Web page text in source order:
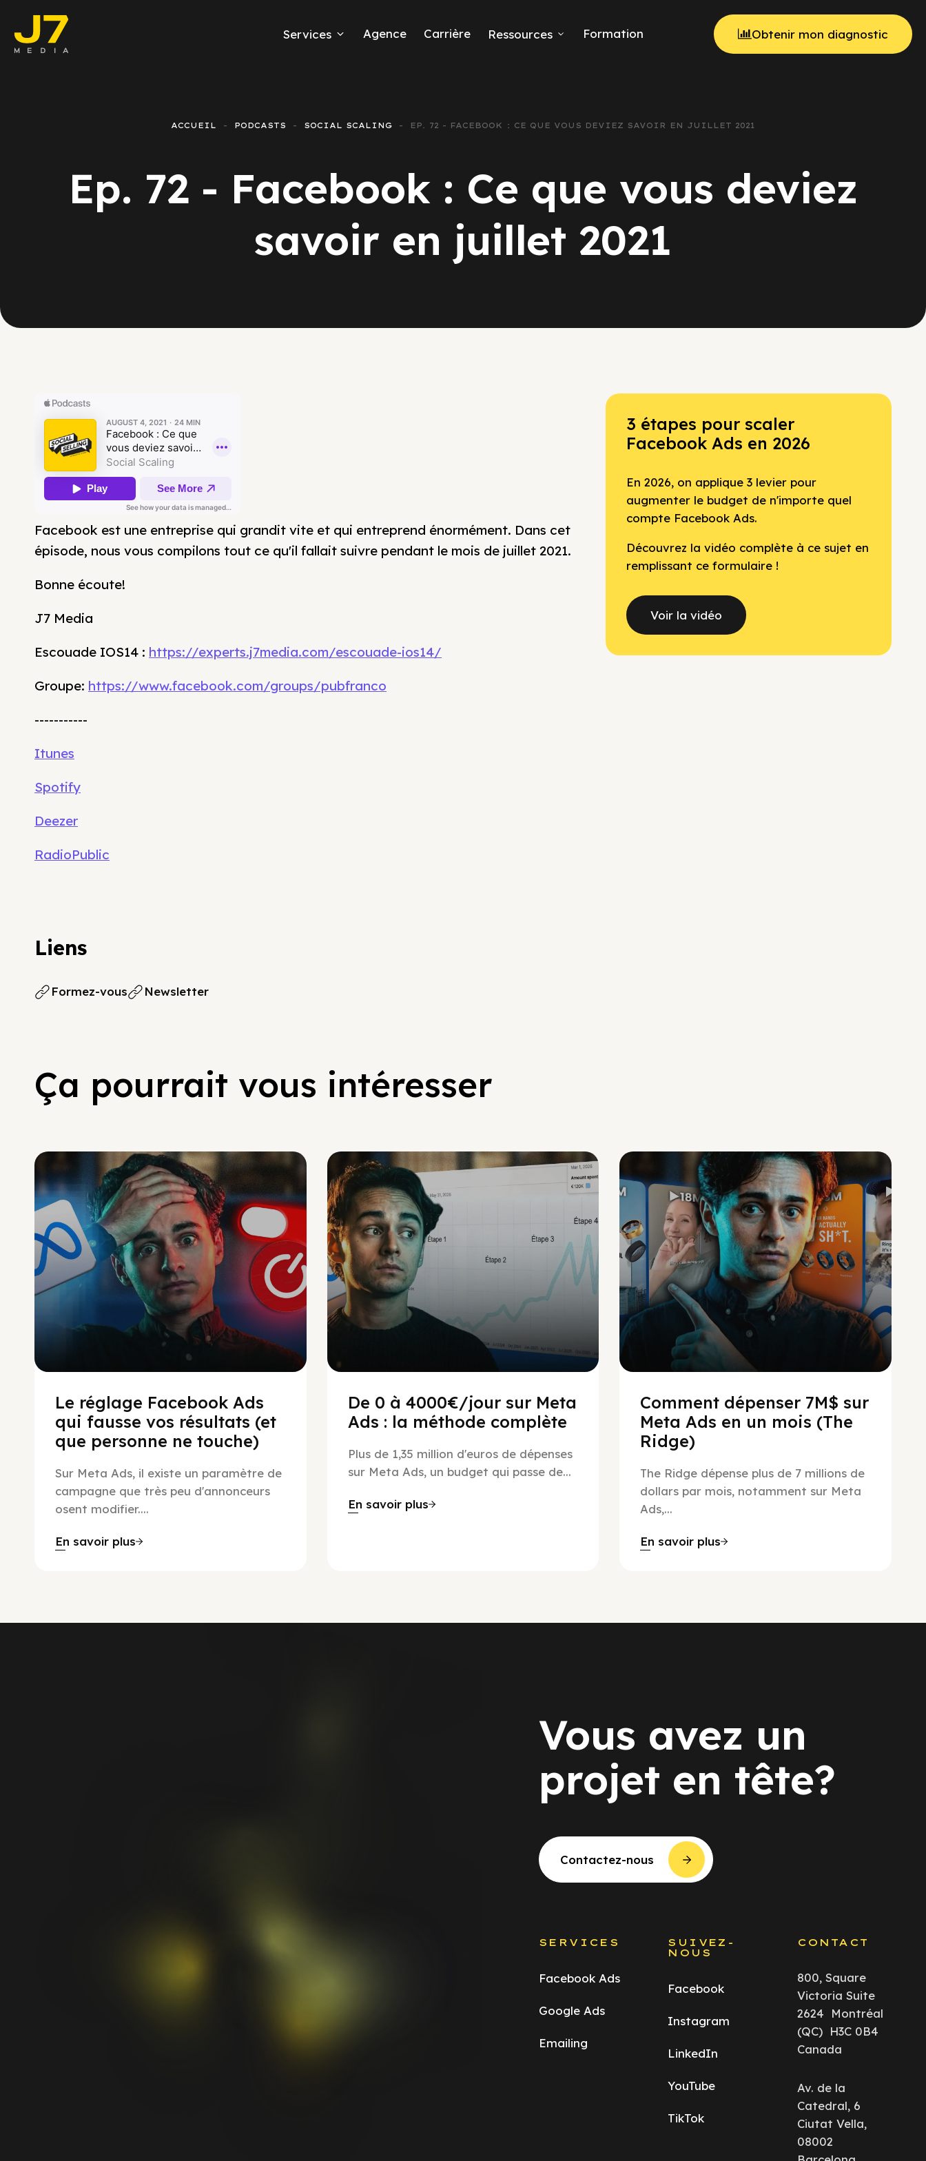
Services
E-commerce
Google Ads
Rapports Meta Ads
Agence Carrière Ressources Formation Obtenir mon diagnostic
ACCUEIL PODCASTS SOCIAL SCALING EP. 72 - FACEBOOK : CE QUE VOUS DEVIEZ SAVOIR EN JUILLET 2021
Ep. 72 - Facebook : Ce que vous deviez
savoir en juillet 2021
Facebook est une entreprise qui grandit vite et qui entreprend énormément. Dans cet
épisode, nous vous compilons tout ce qu'il fallait suivre pendant le mois de juillet 2021.
Bonne écoute!
J7 Media
Escouade IOS14 : https://experts.j7media.com/escouade-ios14/
Groupe: https://www.facebook.com/groups/pubfranco
-----------
Itunes
Spotify
Deezer
RadioPublic
Liens
Formez-vous Newsletter
3 étapes pour scaler
Facebook Ads en 2026
En 2026, on applique 3 levier pour
augmenter le budget de n'importe quel
compte Facebook Ads.
Découvrez la vidéo complète à ce sujet en
remplissant ce formulaire !
Voir la vidéo
Ça pourrait vous intéresser
Social Scaling
Le réglage Facebook Ads
qui fausse vos résultats (et
que personne ne touche)
Sur Meta Ads, il existe un paramètre de
campagne que très peu d'annonceurs
osent modifier....
En savoir plus
De 0 à 4000€/jour sur Meta
Ads : la méthode complète
Plus de 1,35 million d'euros de dépenses
sur Meta Ads, un budget qui passe de...
En savoir plus
Social Scaling
Comment dépenser 7M$ sur
Meta Ads en un mois (The
Ridge)
The Ridge dépense plus de 7 millions de
dollars par mois, notamment sur Meta
Ads,...
En savoir plus
Vous avez un
projet en tête?
Contactez-nous
SERVICES
Facebook Ads
Google Ads
Emailing
SUIVEZ-
NOUS
Facebook
Instagram
LinkedIn
YouTube
TikTok
CONTACT
800, Square
Victoria Suite
2624 Montréal
(QC) H3C 0B4
Canada
Av. de la
Catedral, 6
Ciutat Vella,
08002